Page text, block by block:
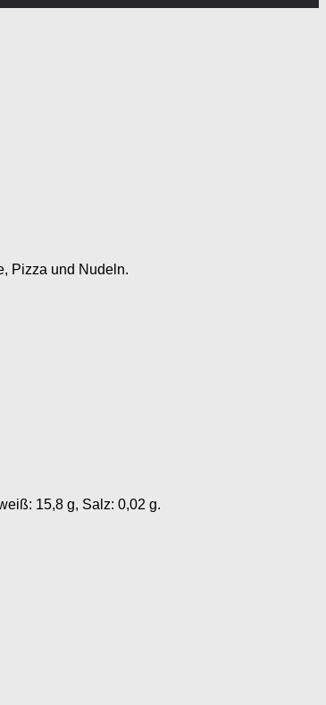
Pizza und Nudeln.
15,8 g, Salz: 0,02 g.